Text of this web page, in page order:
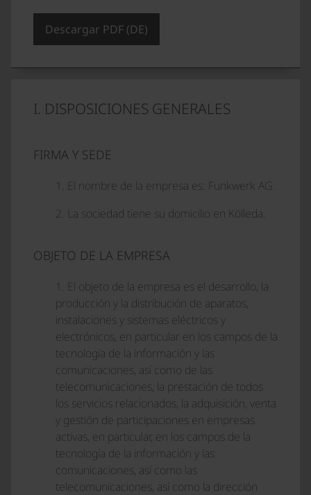
Descargar PDF (DE)
I. DISPOSICIONES GENERALES
FIRMA Y SEDE
1. El nombre de la empresa es: Funkwerk AG.
2. La sociedad tiene su domicilio en Kölleda.
OBJETO DE LA EMPRESA
1. El objeto de la empresa es el desarrollo, la
producción y la distribución de aparatos,
instalaciones y sistemas eléctricos y
electrónicos, en particular en los campos de la
tecnología de la información y las
comunicaciones, así como de las
telecomunicaciones, la prestación de todos
los servicios relacionados, la adquisición, venta
y gestión de participaciones en empresas
activas, en particular, en los campos de la
tecnología de la información y las
comunicaciones, así como las
telecomunicaciones, así como la dirección